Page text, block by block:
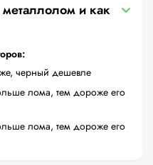
металлолом и как
черный дешевле
лома, тем дороже его
лома, тем дороже его